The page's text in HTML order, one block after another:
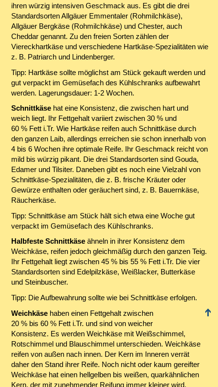
ihren würzig intensiven Geschmack aus. Es gibt die drei
Standardsorten Allgäuer Emmentaler (Rohmilchkäse),
Allgäuer Bergkäse (Rohmilchkäse) und Chester, auch
Cheddar genannt. Zu den freien Sorten zählen der
Viereckhartkäse und verschiedene Hartkäse-Spezialitäten wie
z. B. Patriarch und Lindenberger.
Tipp: Hartkäse sollte möglichst am Stück gekauft werden und
gut verpackt im Gemüsefach des Kühlschranks aufbewahrt
werden. Lagerungsdauer: 1-2 Wochen.
Schnittkäsehat eine Konsistenz, die zwischen hart und
weich liegt. Ihr Fettgehalt variiert zwischen 30 % und
60 % Fett i.Tr. Wie Hartkäse reifen auch Schnittkäse durch
den ganzen Laib, allerdings erreichen sie schon innerhalb von
4 bis 6 Wochen ihre optimale Reife. Ihr Geschmack reicht von
mild bis würzig pikant. Die drei Standardsorten sind Gouda,
Edamer und Tilsiter. Daneben gibt es noch eine Vielzahl von
Schnittkäse-Spezialitäten, die z. B. frische Kräuter oder
Gewürze enthalten oder geräuchert sind, z. B. Bauernkäse,
Räucherkäse.
Tipp: Schnittkäse am Stück hält sich etwa eine Woche gut
verpackt im Gemüsefach des Kühlschranks.
Halbfeste Schnittkäseähneln in ihrer Konsistenz dem
Weichkäse, reifen jedoch gleichmäßig durch den ganzen Teig.
Ihr Fettgehalt liegt zwischen 45 % bis 55 % Fett i.Tr. Die vier
Standardsorten sind Edelpilzkäse, Weißlacker, Butterkäse
und Steinbuscher.
Tipp: Die Aufbewahrung sollte wie bei Schnittkäse erfolgen.
Weichkäsehaben einen Fettgehalt zwischen
20 % bis 60 % Fett i.Tr. und sind von weicher
Konsistenz. Es werden Weichkäse mit Weißschimmel,
Rotschimmel und Blauschimmel unterschieden. Weichkäse
reifen von außen nach innen. Der Kern im Inneren verrät
daher den Stand ihrer Reife. Noch nicht oder kaum gereifter
Weichkäse hat einen hellgelben bis weißen, quarkähnlichen
Kern, der mit zunehmender Reifung immer kleiner wird.